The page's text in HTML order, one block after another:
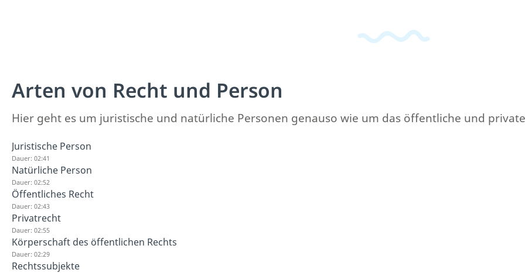
Arten von Recht und Person
Hier geht es um juristische und natürliche Personen genauso wie um das öffentliche und
Juristische Person
Dauer: 02:41
Natürliche Person
Dauer: 02:52
Öffentliches Recht
Dauer: 02:43
Privatrecht
Dauer: 02:55
Körperschaft des öffentlichen Rechts
Dauer: 02:29
Rechtssubjekte